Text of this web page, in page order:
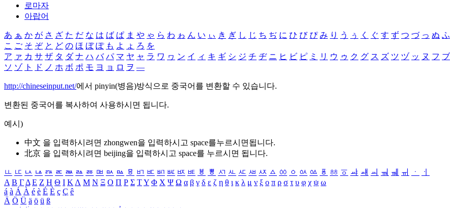
로마자
아랍어
あ ぁ か が さ ざ た だ な は ば ぱ ま や ゃ ら わ ゎ ん い ぃ き ぎ し じ ち ぢ に ひ び ぴ み り う ぅ く ぐ す ず つ づ っ ぬ ふ
こ ご そ ぞ と ど の ほ ぼ ぽ も よ ょ ろ を
ア ァ カ サ ザ タ ダ ナ ハ バ パ マ ヤ ャ ラ ワ ヮ ン イ ィ キ ギ シ ジ チ ヂ ニ ヒ ビ ピ ミ リ ウ ゥ ク グ ス ズ ツ ヅ ッ ヌ フ ブ
ソ ゾ ト ド ノ ホ ボ ポ モ ヨ ョ ロ ヲ ―
http://chineseinput.net/에서 pinyin(병음)방식으로 중국어를 변환할 수 있습니다.
변환된 중국어를 복사하여 사용하시면 됩니다.
예시)
中文 을 입력하시려면 zhongwen을 입력하시고 space를누르시면됩니다.
北京 을 입력하시려면 beijing을 입력하시고 space를 누르시면 됩니다.
ㅥ ㅦ ㅧ ㅨ ㅩ ㅪ ㅫ ㅬ ㅭ ㅮ ㅯ ㅰ ㅱ ㅲ ㅳ ㅴ ㅵ ㅶ ㅷ ㅸ ㅹ ㅺ ㅻ ㅼ ㅽ ㅾ ㅿ ㆀ ㆁ ㆂ ㆃ ㆄ ㆅ ㆆ ㆇ ㆈ ㆉ ㆊ ㆋ ㆌ ㆍ
ㆎ
Α Β ΓΔ Ε Ζ Η Θ Ι ΚΛ Μ Ν Ξ Ο Π Ρ Σ ΤΥ Φ Χ Ψ Ω α β γ δ ε ζ η θ ι κ λ μ ν ξ ο π ρ σ τ υ φ χ ψ ω
á à Á À é è É È ç Ç ê
Ä Ö Ü ä ö ü ß